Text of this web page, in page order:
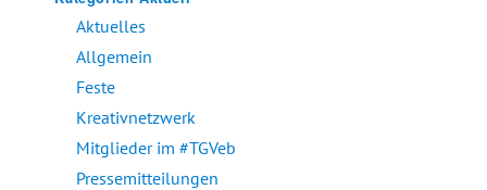
Aktuelles
Allgemein
Feste
Kreativnetzwerk
Mitglieder im #TGVeb
Pressemitteilungen